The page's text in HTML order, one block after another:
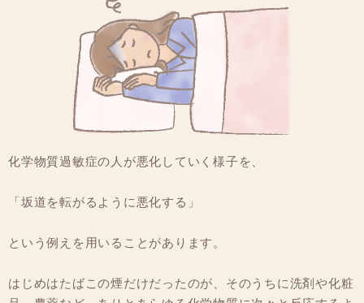
化学物質過敏症の人が悪化していく様子を、
「坂道を転がるように悪化する」
という例えを用いることがあります。
はじめはたばこの煙だけだったのが、そのうちに洗剤や化粧